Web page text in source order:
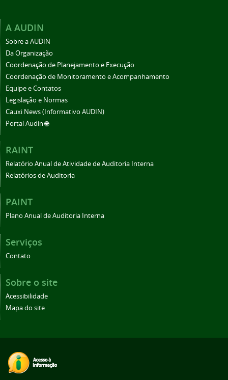
A AUDIN
Sobre a AUDIN
Da Organização
Coordenação de Planejamento e Execução
Coordenação de Monitoramento e Acompanhamento
Equipe e Contatos
Legislação e Normas
Cauxi News (Informativo AUDIN)
Portal Audin 🌐
RAINT
Relatório Anual de Atividade de Auditoria Interna
Relatórios de Auditoria
PAINT
Plano Anual de Auditoria Interna
Serviços
Contato
Sobre o site
Acessibilidade
Mapa do site